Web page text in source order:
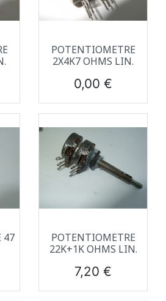
POTENTIOMETRE
2X4K7 OHMS LIN.
Prix
0,00 €
47
POTENTIOMETRE
22K+1K OHMS LIN.
Prix
7,20 €